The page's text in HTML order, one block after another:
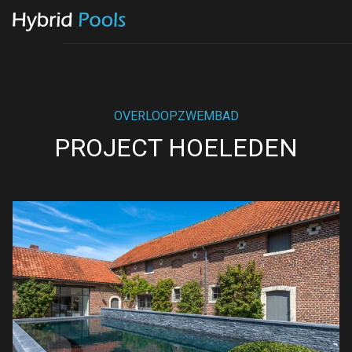
PROJECT HOELEDEN
OVERLOOPZWEMBAD